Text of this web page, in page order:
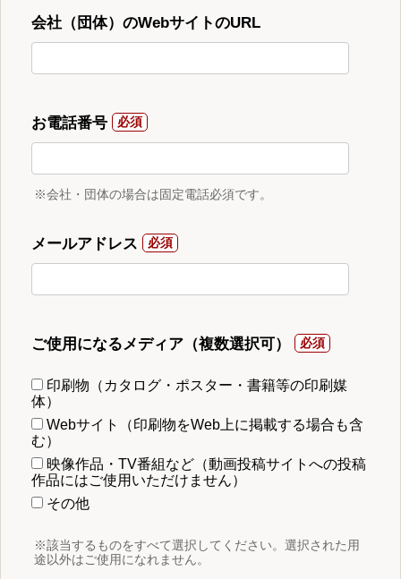
会社（団体）のWebサイトのURL
お電話番号
※会社・団体の場合は固定電話必須です。
メールアドレス
ご使用になるメディア（複数選択可）
印刷物（カタログ・ポスター・書籍等の印刷媒
体）
Webサイト（印刷物をWeb上に掲載する場合も含
む）
映像作品・TV番組など（動画投稿サイトへの投稿
作品にはご使用いただけません）
その他
※該当するものをすべて選択してください。選択された用
途以外はご使用になれません。